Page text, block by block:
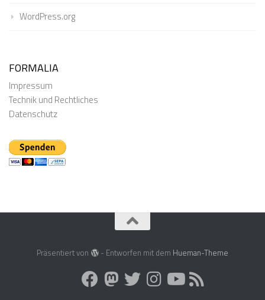
WordPress.org
FORMALIA
Impressum
Technik und Rechtliches
Datenschutz
Präsentiert von - Entworfen mit dem Hueman-Theme